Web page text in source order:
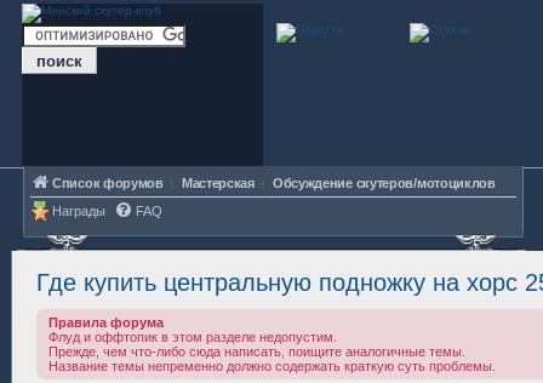
Список форумов Мастерская
Обсуждение скутеров/мотоциклов
Награды
FAQ
Где купить центральную подножку на хорс
Правила форума
Флуд и оффтопик в этом разделе недопустим.
Прежде, чем что-либо сюда написать, поищите аналогичные темы.
Название темы непременно должно содержать краткую суть проблемы.